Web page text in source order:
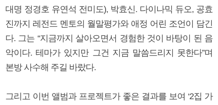
대명 정경호 유연석 전미도), 박효신. 다이나믹 듀오, 공효
진까지 레전드 멘토의 월말평가와 애정 어린 조언이 담긴
다. 그는 “지금까지 살아오면서 경험한 것이 바탕이 된 음
악이다. 테마가 있지만 그건 지금 말씀드리지 못한다”며
본방 사수해 주길 바랐다.
그리고 이번 앨범과 프로젝트가 좋은 결과를 보여 ‘2집 가